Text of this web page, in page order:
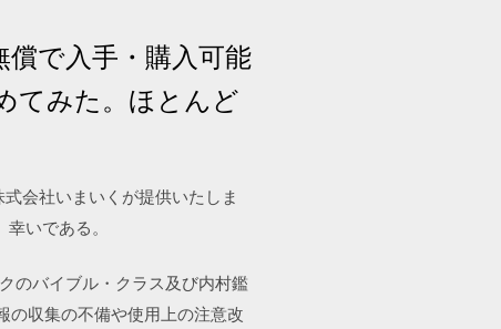
償で入手・購入可能
てみた。ほとんど
会社いまいくが提供いたしま
いである。
のバイブル・クラス及び内村鑑
収集の不備や使用上の注意改